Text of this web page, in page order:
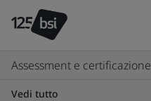
Assessment e certificazione
Vedi tutto